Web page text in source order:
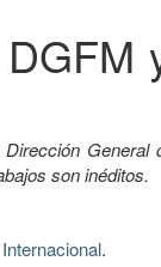
General
son inéditos.
.